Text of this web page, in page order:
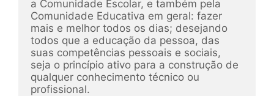
a Comunidade Escolar, e também pela
Comunidade Educativa em geral: fazer
mais e melhor todos os dias; desejando
todos que a educação da pessoa, das
suas competências pessoais e sociais,
seja o princípio ativo para a construção de
qualquer conhecimento técnico ou
profissional.